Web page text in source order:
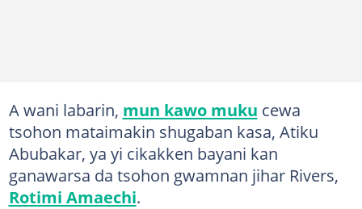
A wani labarin, mun kawo muku cewa
tsohon mataimakin shugaban kasa, Atiku
Abubakar, ya yi cikakken bayani kan
ganawarsa da tsohon gwamnan jihar Rivers,
Rotimi Amaechi.